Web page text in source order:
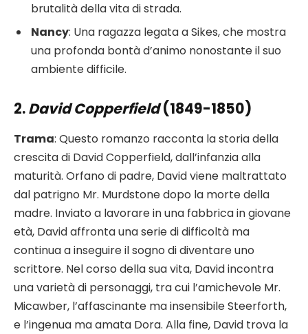
brutalità della vita di strada.
Nancy: Una ragazza legata a Sikes, che mostra
una profonda bontà d’animo nonostante il suo
ambiente difficile.
2.David Copperfield(1849-1850)
Trama: Questo romanzo racconta la storia della
crescita di David Copperfield, dall’infanzia alla
maturità. Orfano di padre, David viene maltrattato
dal patrigno Mr. Murdstone dopo la morte della
madre. Inviato a lavorare in una fabbrica in giovane
età, David affronta una serie di difficoltà ma
continua a inseguire il sogno di diventare uno
scrittore. Nel corso della sua vita, David incontra
una varietà di personaggi, tra cui l’amichevole Mr.
Micawber, l’affascinante ma insensibile Steerforth,
e l’ingenua ma amata Dora. Alla fine, David trova la